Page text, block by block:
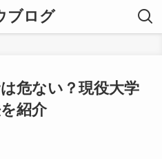
ブログ
危ない？現役大学
紹介